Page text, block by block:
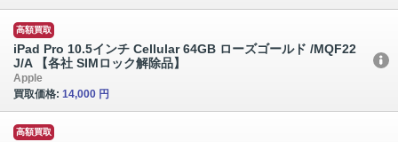
高額買取
iPad Pro 10.5インチ Cellular 64GB ローズゴールド /MQF22
J/A 【各社 SIMロック解除品】
Apple
買取価格: 14,000 円
高額買取